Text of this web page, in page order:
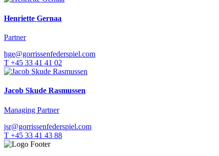
Henriette Gernaa
Partner
hge@gorrissenfederspiel.com
T +45 33 41 41 02
Jacob Skude Rasmussen
Managing Partner
jsr@gorrissenfederspiel.com
T +45 33 41 43 88